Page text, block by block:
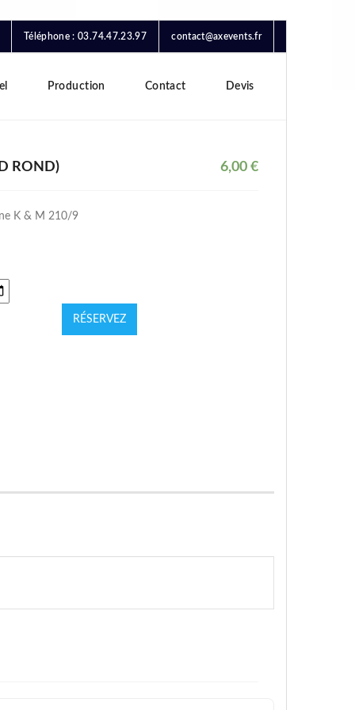
Téléphone : 03.74.47.23.97 contact@axevents.fr
Production Contact Devis
ROND) 6,00 €
K & M 210/9
RÉSERVEZ